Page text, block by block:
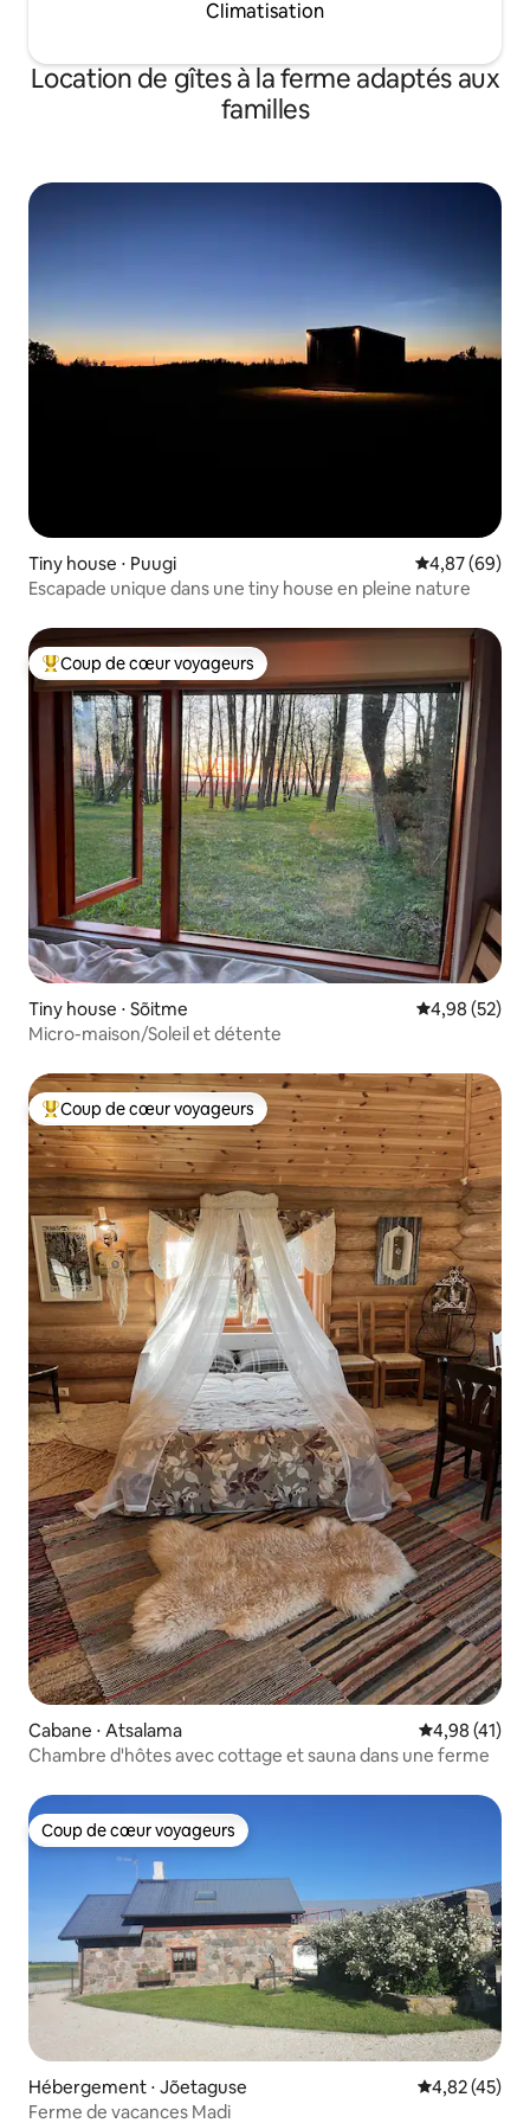
Climatisation
Location de gîtes à la ferme adaptés aux
familles
Tiny house ⋅ Puugi Évaluation
4,87 (69)
Escapade unique dans une tiny house en pleine nature
Coups de cœur voyageurs les plus appréciés
Coup de cœur voyageurs
Tiny house ⋅ Sõitme Évaluation
4,98 (52)
Micro-maison/Soleil et détente
Coups de cœur voyageurs les plus appréciés
Coup de cœur voyageurs
Cabane ⋅ Atsalama Évaluation
4,98 (41)
Chambre d'hôtes avec cottage et sauna dans une ferme
Coup de cœur voyageurs
Coup de cœur voyageurs
Hébergement ⋅ Jõetaguse Évaluation
4,82 (45)
Ferme de vacances Madi